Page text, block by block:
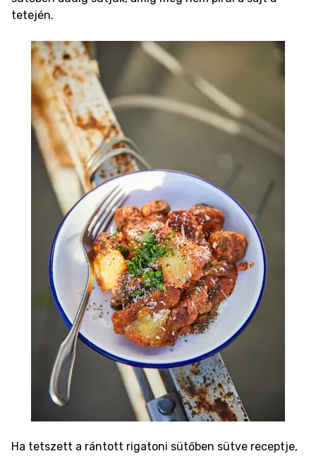
tetején.
Ha tetszett a rántott rigatoni sütőben sütve receptje,